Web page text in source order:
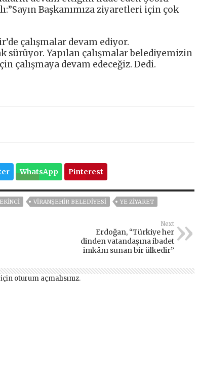
Başkanımıza ziyaretleri için çok
çalışmalar devam ediyor.
sürüyor. Yapılan çalışmalar belediyemizin
çalışmaya devam edeceğiz. Dedi.
WhatsApp Pinterest
VİRANŞEHİR BELEDİYESİ YE ZIYARET
Next
Erdoğan, “Türkiye her
dinden vatandaşına ibadet
imkânı sunan bir ülkedir”
oturum açmalısınız.